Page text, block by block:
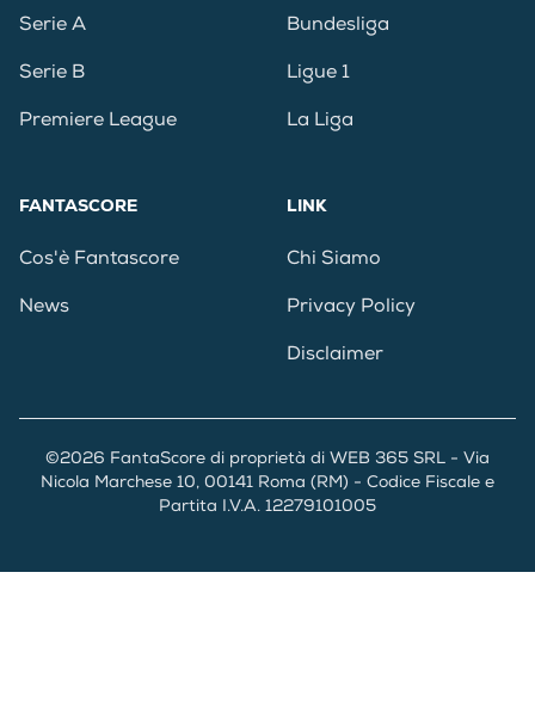
Serie A
Serie B
Premiere League
Bundesliga
Ligue 1
La Liga
FANTASCORE
Cos'è Fantascore
News
LINK
Chi Siamo
Privacy Policy
Disclaimer
©2026 FantaScore di proprietà di WEB 365 SRL - Via
Nicola Marchese 10, 00141 Roma (RM) - Codice Fiscale e
Partita I.V.A. 12279101005